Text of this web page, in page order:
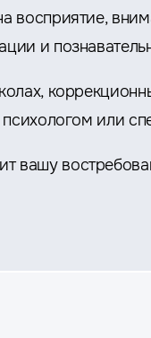
восприятие,
и
психологом или